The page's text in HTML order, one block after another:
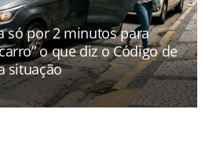
só por 2 minutos para
o que diz o Código de
situação